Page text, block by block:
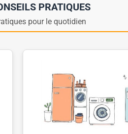
PRATIQUES
pour le quotidien